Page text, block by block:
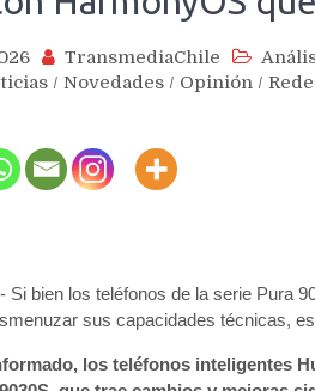
TransmediaChile
/ Novedades / Opinión /
Si bien los teléfonos de la serie Pura
sus capacidades técnicas,
los teléfonos inteligentes